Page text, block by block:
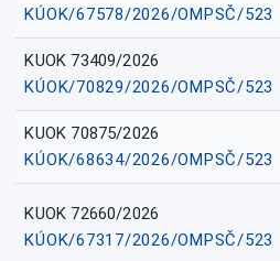
KÚOK/67578/2026/OMPSČ/523
KUOK 73409/2026
KÚOK/70829/2026/OMPSČ/523
KUOK 70875/2026
KÚOK/68634/2026/OMPSČ/523
KUOK 72660/2026
KÚOK/67317/2026/OMPSČ/523